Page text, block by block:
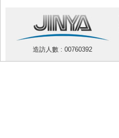
造訪人數 : 00760392